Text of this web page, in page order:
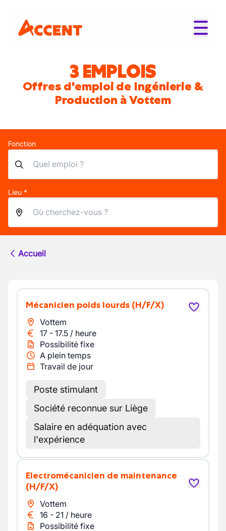
3 EMPLOIS
Offres d'emploi de Ingénierie &
Production à Vottem
Fonction
Lieu *
Accueil
Mécanicien poids lourds (H/F/X)
Vottem
17 - 17.5 / heure
Possibilité fixe
A plein temps
Travail de jour
Poste stimulant
Société reconnue sur Liège
Salaire en adéquation avec
l'expérience
Electromécanicien de maintenance
(H/F/X)
Vottem
16 - 21 / heure
Possibilité fixe